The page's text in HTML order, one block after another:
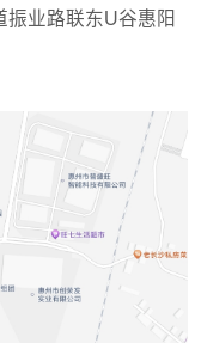
业路联东U谷惠阳